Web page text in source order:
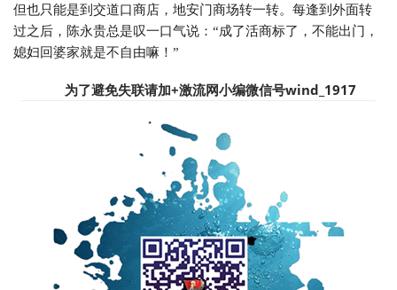
但也只能是到交道口商店，地安门商场转一转。每逢到外面转
过之后，陈永贵总是叹一口气说：“成了活商标了，不能出门，
媳妇回婆家就是不自由嘛！”
为了避免失联请加+激流网小编微信号wind_1917